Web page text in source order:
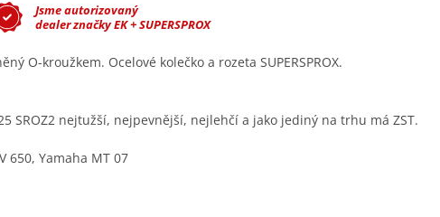
Jsme autorizovaný
dealer značky EK + SUPERSPROX
O-kroužkem. Ocelové kolečko a rozeta SUPERSPROX.
SROZ2 nejtužší, nejpevnější, nejlehčí a jako jediný na trhu má ZST.
650, Yamaha MT 07